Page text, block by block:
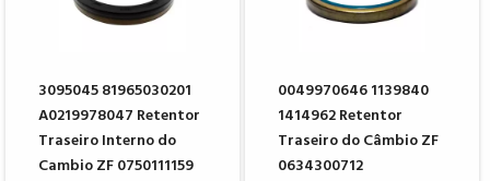
3095045 81965030201
A0219978047 Retentor
Traseiro Interno do
Cambio ZF 0750111159
0049970646 1139840
1414962 Retentor
Traseiro do Câmbio ZF
0634300712